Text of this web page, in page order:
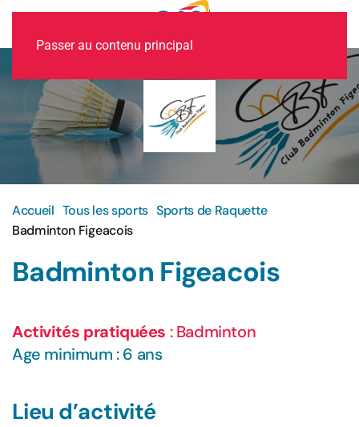
Passer au contenu principal
Accueil Tous les sports Sports de Raquette
Badminton Figeacois
Badminton Figeacois
Activités pratiquées : Badminton
Age minimum : 6 ans
Lieu d’activité